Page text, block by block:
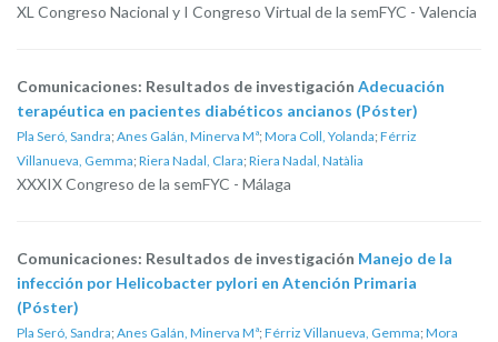
XL Congreso Nacional y I Congreso Virtual de la semFYC - Valencia
Comunicaciones: Resultados de investigación Adecuación
terapéutica en pacientes diabéticos ancianos (Póster)
Pla Seró, Sandra; Anes Galán, Minerva Mª; Mora Coll, Yolanda; Férriz
Villanueva, Gemma; Riera Nadal, Clara; Riera Nadal, Natàlia
XXXIX Congreso de la semFYC - Málaga
Comunicaciones: Resultados de investigación Manejo de la
infección por Helicobacter pylori en Atención Primaria
(Póster)
Pla Seró, Sandra; Anes Galán, Minerva Mª; Férriz Villanueva, Gemma; Mora